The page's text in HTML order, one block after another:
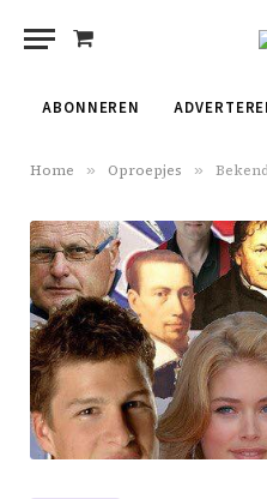
Shopping
ABONNEREN
Home » Oproepjes »